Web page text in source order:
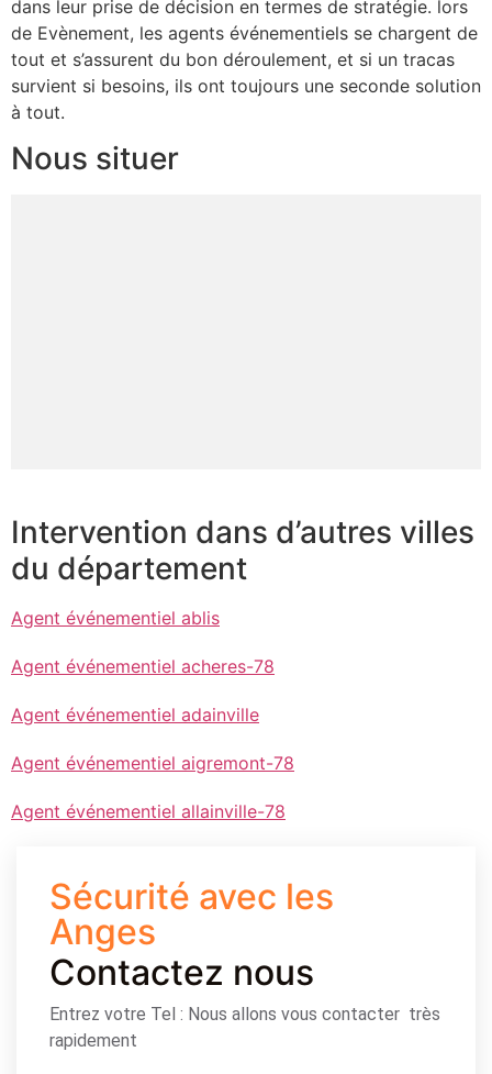
dans leur prise de décision en termes de stratégie. lors
de Evènement, les agents événementiels se chargent de
tout et s’assurent du bon déroulement, et si un tracas
survient si besoins, ils ont toujours une seconde solution
à tout.
Nous situer
Intervention dans d’autres villes
du département
Agent événementiel ablis
Agent événementiel acheres-78
Agent événementiel adainville
Agent événementiel aigremont-78
Agent événementiel allainville-78
Sécurité avec les
Anges
Contactez nous
Entrez votre Tel : Nous allons vous contacter très
rapidement